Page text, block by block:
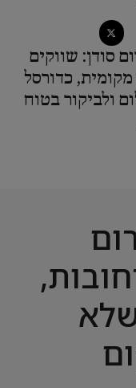
סודן: שווקים
כדורסל
ולביקור בטוח